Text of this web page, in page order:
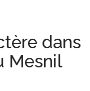
dans
Mesnil